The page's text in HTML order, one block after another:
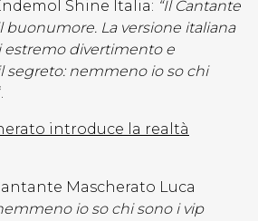
Shine Italia: “Il Cantante
buonumore. La versione italiana
estremo divertimento e
segreto: nemmeno io so chi
introduce la realtà
Mascherato Luca
io so chi sono i vip